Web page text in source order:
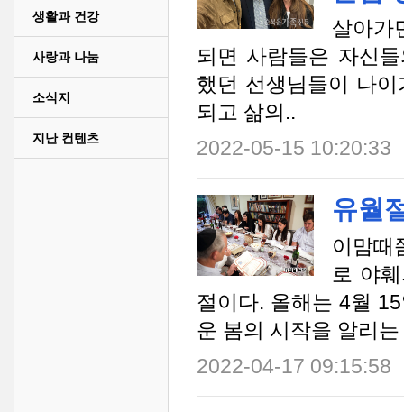
생활과 건강
사랑과 나눔
소식지
지난 컨텐츠
살아가
되면 사람들은 자신
했던 선생님들이 나
되고 삶의..
2022-05-15 10:20:33
유월
이맘때
로 야
절이다. 올해는 4월
운 봄의 시작을 알리는
2022-04-17 09:15:58